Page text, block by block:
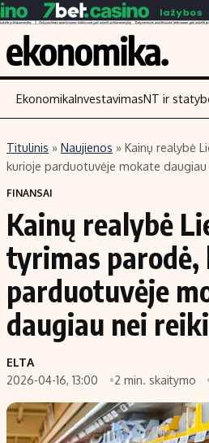
Turinys
Naujienos
Aplinka
Verslas
Energetika
Ekonomika
Politika
NT ir statybos
Investavimas
EkonomikaInvestavimasNT ir
Titulinis » Naujienos » Kainų realybė
kurioje parduotuvėje mokate daugiau
FINANSAI
Kainų realybė
tyrimas parodė,
parduotuvėje
daugiau nei
ELTA
2026-04-16, 13:00
2 min. skaitymo